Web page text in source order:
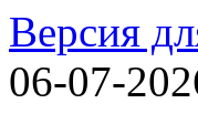
Версия
06-07-